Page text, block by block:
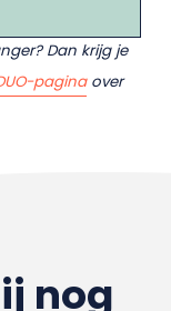
Dan krijg je
paginaover
nog